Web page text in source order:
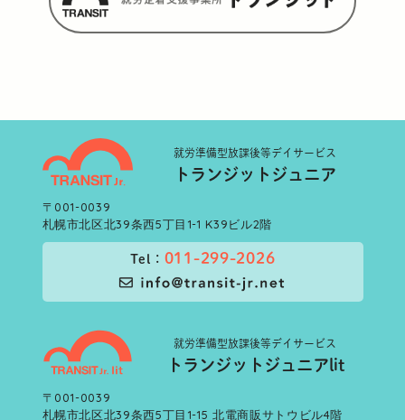
就労準備型放課後等デイサービス
トランジットジュニア
〒001-0039
札幌市北区北39条西5丁目1-1 K39ビル2階
Tel： 011-299-2026
就労準備型放課後等デイサービス
トランジットジュニアlit
〒001-0039
札幌市北区北39条西5丁目1-15 北電商販サトウビル4階